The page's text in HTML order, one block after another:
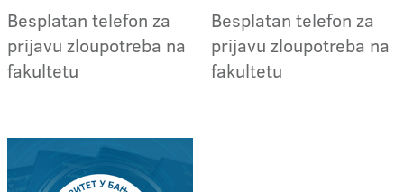
Besplatan telefon za
prijavu zloupotreba na
fakultetu
Besplatan telefon za
prijavu zloupotreba na
fakultetu